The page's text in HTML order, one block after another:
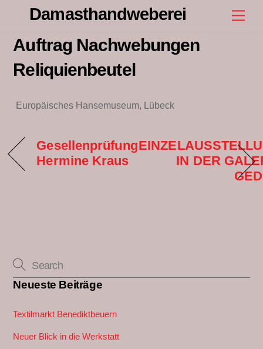
content
Damasthandweberei
Auftrag Nachwebungen
Reliquienbeutel
Europäisches Hansemuseum, Lübeck
Gesellenprüfung
Hermine Kraus
IN DER
Neueste Beiträge
Textilmarkt Benediktbeuern
Neuer Blick in die Werkstatt